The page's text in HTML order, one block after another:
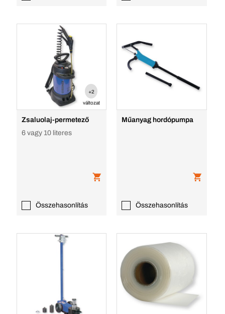
+2
változat
Zsaluolaj-permetező
6 vagy 10 literes
Összehasonlítás
Műanyag hordópumpa
Összehasonlítás